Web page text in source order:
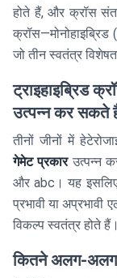
होते हैं, और क्रॉस
जो तीन स्वतंत्र
ट्राइहाइब्रिड
उत्पन्न कर सकते
तीनों जीनों में
गेमेट प्रकारउत्पन्न
और abc। यह इसलिए
प्रभावी या
विकल्प स्वतंत्र होते हैं।
कितने अलग-अलग